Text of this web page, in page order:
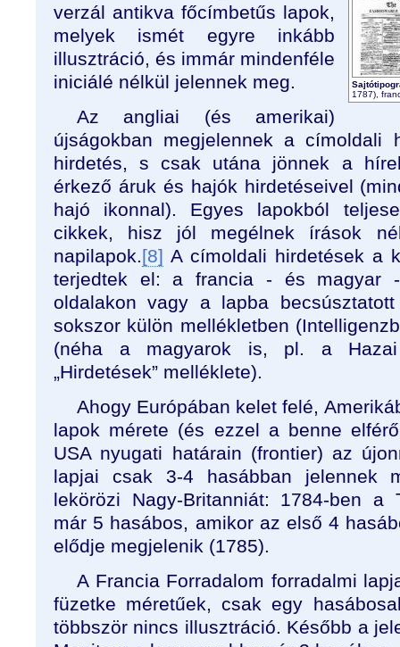
1787),
verzál antikva főcímbetűs lapok,
melyek ismét egyre inkább
illusztráció, és immár mindenféle
iniciálé nélkül jelennek meg.
Az angliai (és amerikai)
újságokban megjelennek a címoldali
hirdetés, s csak utána jönnek a
érkező áruk és hajók hirdetéseivel
hajó ikonnal). Egyes lapokból
cikkek, hisz jól megélnek írások
napilapok.[8] A címoldali hirdetések a
terjedtek el: a francia - és magyar
oldalakon vagy a lapba
sokszor külön mellékletben
(néha a magyarok is, pl. a Hazai
„Hirdetések” melléklete).
Ahogy Európában kelet felé,
lapok mérete (és ezzel a benne
USA nyugati határain (frontier) az
lapjai csak 3-4 hasábban jelennek
lekörözi Nagy-Britanniát: 1784-ben a
már 5 hasábos, amikor az első 4
elődje megjelenik (1785).
A Francia Forradalom forradalmi
füzetke méretűek, csak egy
többször nincs illusztráció. Később a